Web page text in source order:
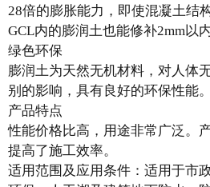
28倍的膨胀能力，即使混凝土结
GCL内的膨润土也能修补2mm以
绿色环保
膨润土为天然无机材料，对人体
别的影响，具有良好的环保性能。
产品特点
性能价格比高，用途非常广泛。
提高了施工效率。
适用范围及应用条件：适用于市